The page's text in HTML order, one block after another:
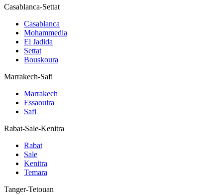
Casablanca-Settat
Casablanca
Mohammedia
El Jadida
Settat
Bouskoura
Marrakech-Safi
Marrakech
Essaouira
Safi
Rabat-Sale-Kenitra
Rabat
Sale
Kenitra
Temara
Tanger-Tetouan